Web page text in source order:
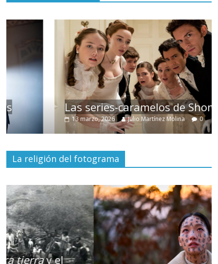
Las series-caramelos de Shondaland
13 marzo, 2026 Julio Martínez Molina 0
La religión del fotograma